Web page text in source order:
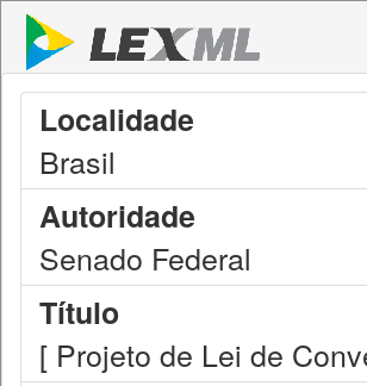
Localidade
Brasil
Autoridade
Senado Federal
Título
[ Projeto de Lei de